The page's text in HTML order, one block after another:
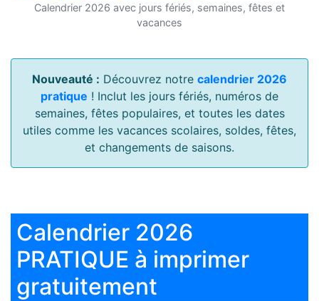
Calendrier 2026 avec jours fériés, semaines, fêtes et
vacances
Nouveauté : Découvrez notre calendrier 2026
pratique ! Inclut les jours fériés, numéros de
semaines, fêtes populaires, et toutes les dates
utiles comme les vacances scolaires, soldes, fêtes,
et changements de saisons.
Calendrier 2026
PRATIQUE à imprimer
gratuitement